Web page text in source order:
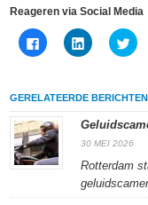
Reageren via Social Media
Klik
om
Facebook
(Wordt
een
nieuw
venster
geopend)
Klik
om
delen
(Wordt
een
venster
Klik
om
een
GERELATEERDE BERICHTEN
30 MEI 2026
Rotterdam